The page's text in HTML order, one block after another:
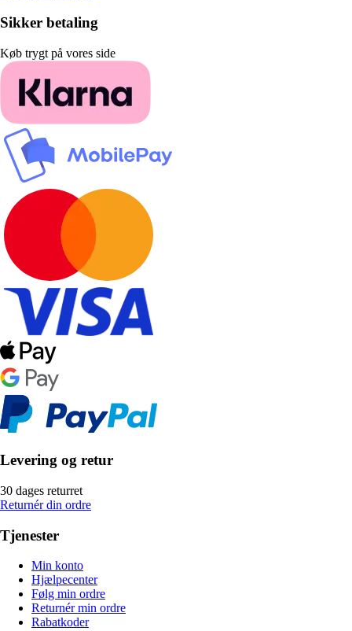
Sikker betaling
Køb trygt på vores side
Levering og retur
30 dages returret
Returnér din ordre
Tjenester
Min konto
Hjælpecenter
Følg min ordre
Returnér min ordre
Rabatkoder